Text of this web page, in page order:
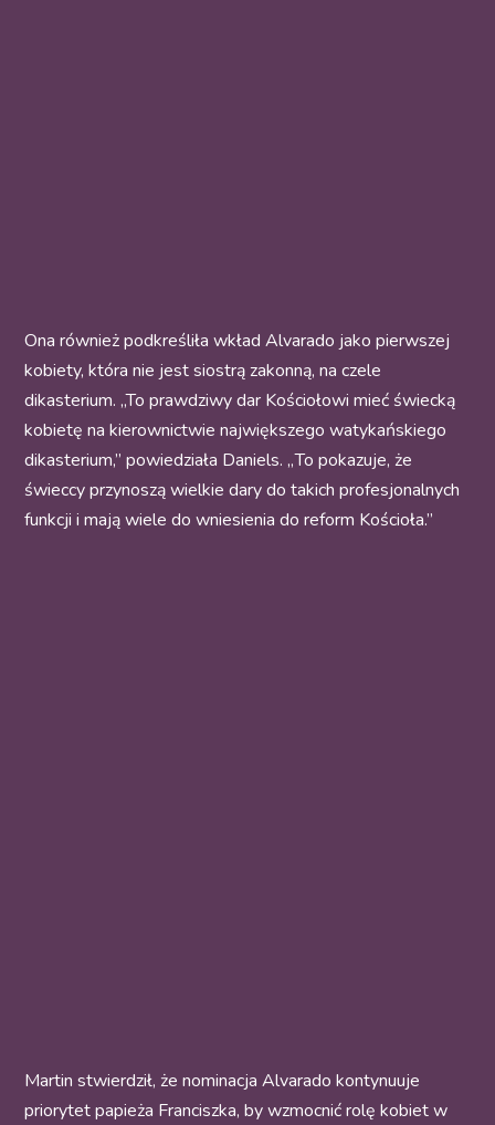
Ona również podkreśliła wkład Alvarado jako pierwszej
kobiety, która nie jest siostrą zakonną, na czele
dikasterium. „To prawdziwy dar Kościołowi mieć świecką
kobietę na kierownictwie największego watykańskiego
dikasterium,” powiedziała Daniels. „ To pokazuje, że
świeccy przynoszą wielkie dary do takich profesjonalnych
funkcji i mają wiele do wniesienia do reform Kościoła.”
Martin stwierdził, że nominacja Alvarado kontynuuje
priorytet papieża Franciszka, by wzmocnić rolę kobiet w